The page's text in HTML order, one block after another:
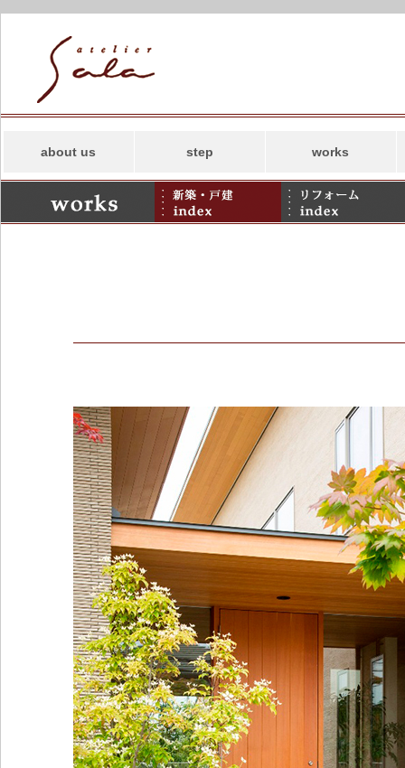
about us
コンセプト
事務所案内
アトリエサラの
SDGs
step works
新築
リフォーム
併用住宅・その他